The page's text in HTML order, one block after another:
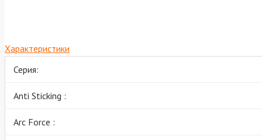
Характеристики
Серия:
Anti Sticking :
Arc Force :